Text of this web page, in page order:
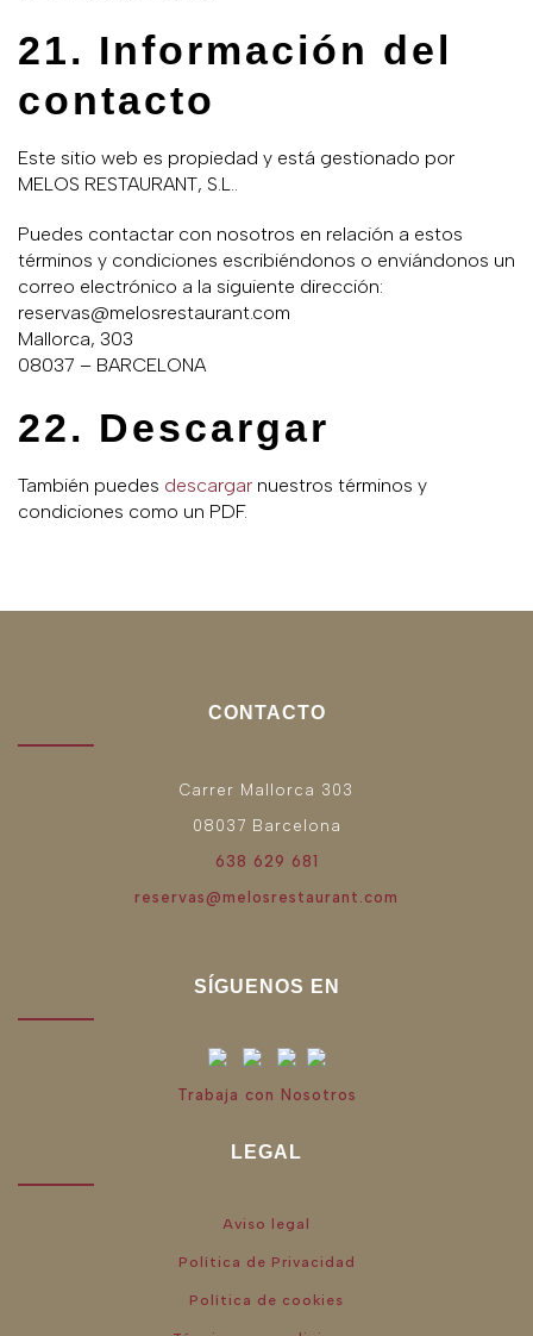
21. Información del
contacto
Este sitio web es propiedad y está gestionado por
MELOS RESTAURANT, S.L..
Puedes contactar con nosotros en relación a estos
términos y condiciones escribiéndonos o enviándonos un
correo electrónico a la siguiente dirección:
reservas@melosrestaurant.com
Mallorca, 303
08037 – BARCELONA
22. Descargar
También puedes descargar nuestros términos y
condiciones como un PDF.
CONTACTO
Carrer Mallorca 303
08037 Barcelona
638 629 681
reservas@melosrestaurant.com
SÍGUENOS EN
Trabaja con Nosotros
LEGAL
Aviso legal
Política de Privacidad
Política de cookies